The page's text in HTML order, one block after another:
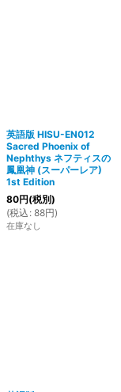
英語版 HISU-EN012
Sacred Phoenix of
Nephthys ネフティスの
鳳凰神 (スーパーレア)
1st Edition
80円(税別)
(税込 : 88円)
在庫なし